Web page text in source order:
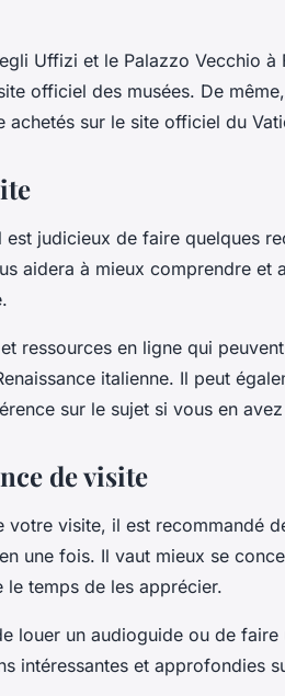
Uffizi et le Palazzo Vecchio à
officiel des musées. De
achetés sur le site officiel du
judicieux de faire quelques
aidera à mieux comprendre
ressources en ligne qui
italienne. Il peut
sur le sujet si vous en
de visite
votre visite, il est recommandé
une fois. Il vaut mieux se
temps de les apprécier.
louer un audioguide ou de
intéressantes et approfondies